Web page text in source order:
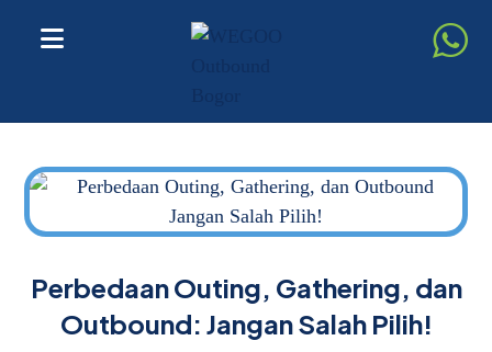
Perbedaan Outing, Gathering, dan
Outbound: Jangan Salah Pilih!